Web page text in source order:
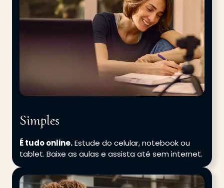
Simples
É tudo online.Estude do celular, notebook ou
tablet. Baixe as aulas e assista até sem internet.